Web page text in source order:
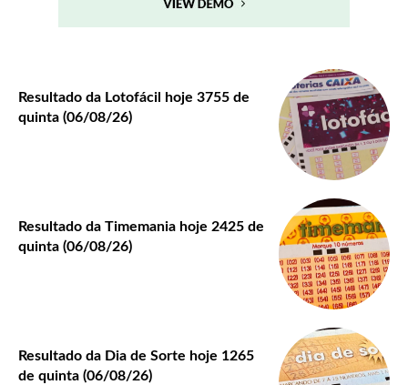
Resultado da Lotofácil hoje 3755 de
quinta (06/08/26)
Resultado da Timemania hoje 2425 de
quinta (06/08/26)
Resultado da Dia de Sorte hoje 1265
de quinta (06/08/26)